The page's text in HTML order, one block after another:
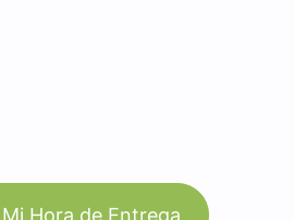
Hora de Entrega